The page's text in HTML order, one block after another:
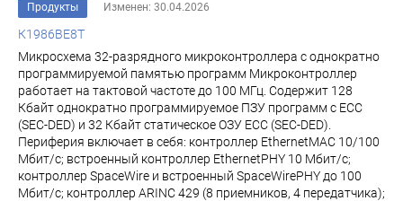
Продукты Изменен: 30.04.2026
К1986ВЕ8Т
Микросхема 32-разрядного микроконтроллера с однократно
программируемой памятью программ Микроконтроллер
работает на тактовой частоте до 100 МГц. Содержит 128
Кбайт однократно программируемое ПЗУ программ c ECC
(SEC-DED) и 32 Кбайт статическое ОЗУ ECC (SEC-DED).
Периферия включает в себя: контроллер EthernetMAC 10/100
Мбит/с; встроенный контроллер EthernetPHY 10 Мбит/с;
контроллер SpaceWire и встроенный SpaceWirePHY до 100
Мбит/с; контроллер ARINC 429 (8 приемников, 4 передатчика);